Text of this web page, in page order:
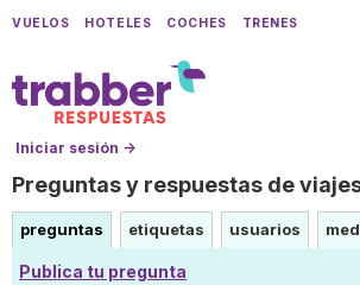
VUELOS HOTELES COCHES TRENES
Iniciar sesión →
Preguntas y respuestas de
preguntas etiquetas usuarios
Publica tu pregunta